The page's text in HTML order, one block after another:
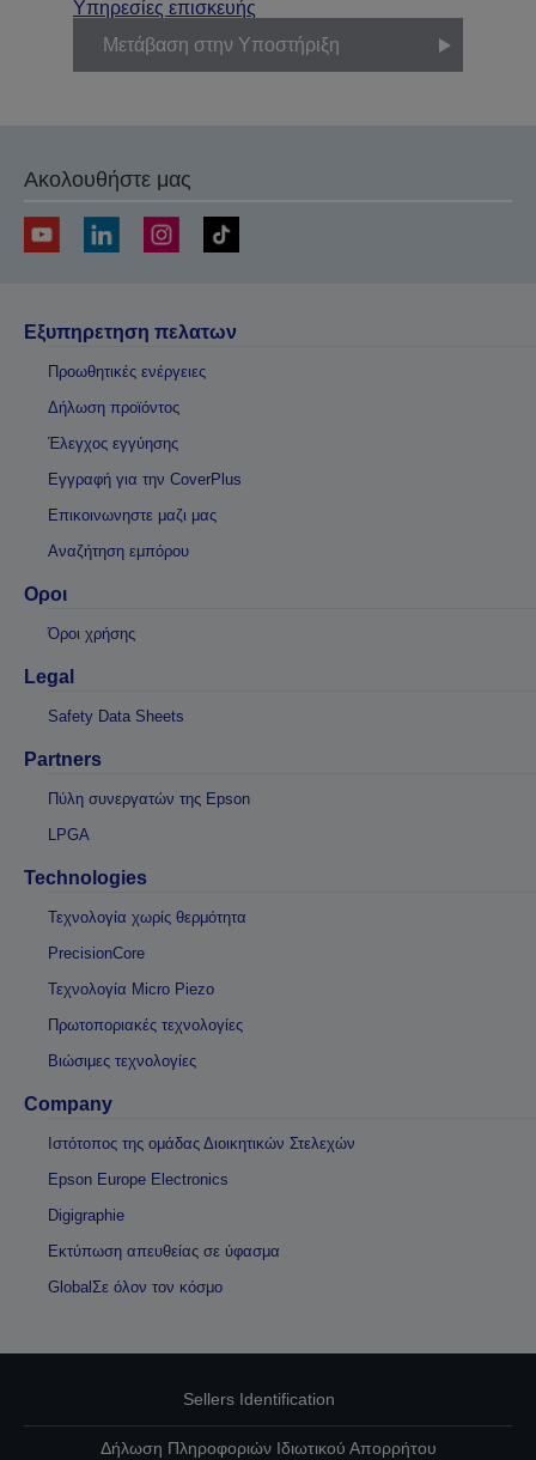
Υπηρεσίες επισκευής
Μετάβαση στην Υποστήριξη
Ακολουθήστε μας
Εξυπηρετηση πελατων
Προωθητικές ενέργειες
Δήλωση προϊόντος
Έλεγχος εγγύησης
Εγγραφή για την CoverPlus
Επικοινωνηστε μαζι μας
Αναζήτηση εμπόρου
Οροι
Όροι χρήσης
Legal
Safety Data Sheets
Partners
Πύλη συνεργατών της Epson
LPGA
Technologies
Τεχνολογία χωρίς θερμότητα
PrecisionCore
Τεχνολογία Micro Piezo
Πρωτοποριακές τεχνολογίες
Βιώσιμες τεχνολογίες
Company
Ιστότοπος της ομάδας Διοικητικών Στελεχών
Epson Europe Electronics
Digigraphie
Εκτύπωση απευθείας σε ύφασμα
GlobalΣε όλον τον κόσμο
Sellers Identification
Δήλωση Πληροφοριών Ιδιωτικού Απορρήτου